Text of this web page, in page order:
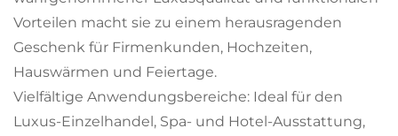
Vorteilen macht sie zu einem herausragenden
Geschenk für Firmenkunden, Hochzeiten,
Hauswärmen und Feiertage.
Vielfältige Anwendungsbereiche: Ideal für den
Luxus-Einzelhandel, Spa- und Hotel-Ausstattung,